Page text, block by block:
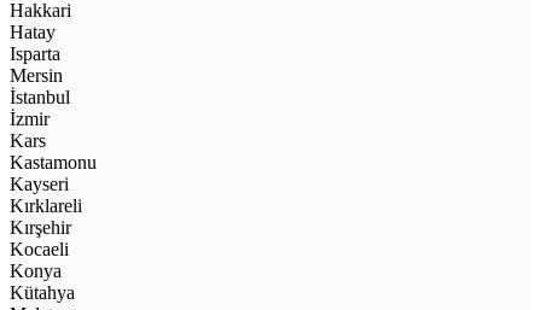
Hakkari
Hatay
Isparta
Mersin
İstanbul
İzmir
Kars
Kastamonu
Kayseri
Kırklareli
Kırşehir
Kocaeli
Konya
Kütahya